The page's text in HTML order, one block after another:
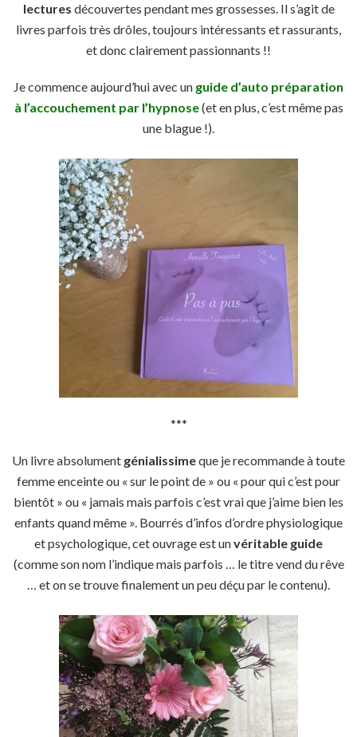
lectures découvertes pendant mes grossesses.Il s’agit de
livres parfois très drôles, toujours intéressants et rassurants,
et donc clairement passionnants !!
Je commence aujourd’hui avec un guide d’auto préparation
à l’accouchement par l’hypnose(et en plus, c’est même pas
une blague !).
***
Un livre absolument génialissimeque je recommande à toute
femme enceinte ou « sur le point de » ou « pour qui c’est pour
bientôt » ou « jamais mais parfois c’est vrai que j’aime bien les
enfants quand même ». Bourrés d’infos d’ordre physiologique
et psychologique, cet ouvrage est unvéritable guide
(comme son nom l’indique mais parfois … le titre vend du rêve
… et on se trouve finalement un peu déçu par le contenu).